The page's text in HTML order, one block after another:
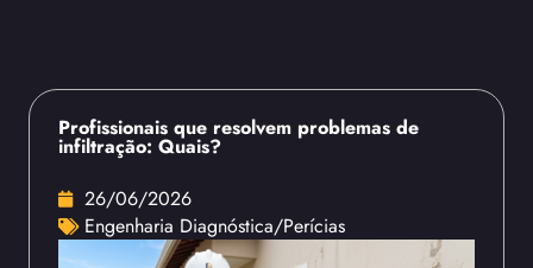
Profissionais que resolvem problemas de
infiltração: Quais?
26/06/2026
Engenharia Diagnóstica/Perícias